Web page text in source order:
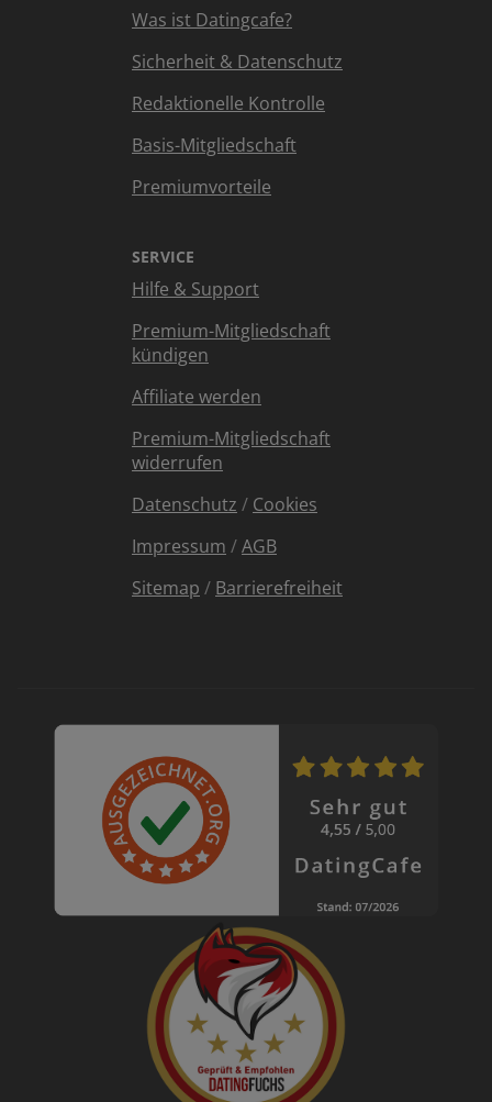
Was ist Datingcafe?
Sicherheit & Datenschutz
Redaktionelle Kontrolle
Basis-Mitgliedschaft
Premiumvorteile
SERVICE
Hilfe & Support
Premium-Mitgliedschaft
kündigen
Affiliate werden
Premium-Mitgliedschaft
widerrufen
Datenschutz / Cookies
Impressum /AGB
Sitemap / Barrierefreiheit